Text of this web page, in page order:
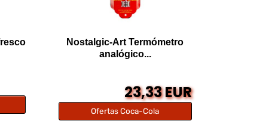
Nostalgic-Art Termómetro
analógico...
23,33 EUR
Ofertas Coca-Cola